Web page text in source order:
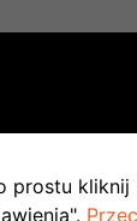
prostu